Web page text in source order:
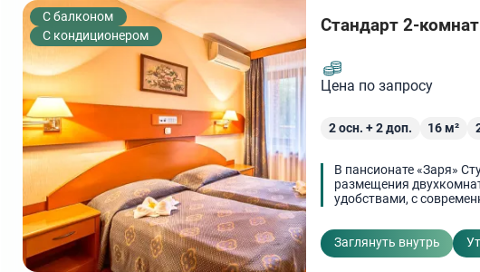
C балконом
С кондиционером
Стандарт 2-
Цена по запросу
2осн. +2доп. 16м²
В пансионате «Заря»
размещения
удобствами, с
Заглянуть внутрь